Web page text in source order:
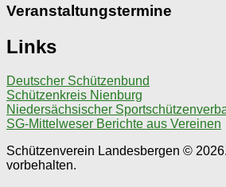
Veranstaltungstermine
Links
Deutscher Schützenbund
Schützenkreis Nienburg
Niedersächsischer
SG-Mittelweser Berichte aus Vereinen
Schützenverein Landesbergen ©
vorbehalten.